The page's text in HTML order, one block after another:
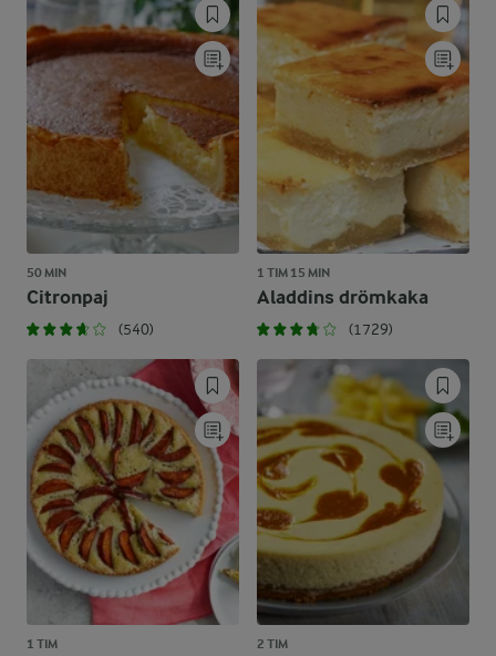
50 MIN
Citronpaj
(540)
1 TIM 15 MIN
Aladdins drömkaka
(1729)
1 TIM 2 TIM